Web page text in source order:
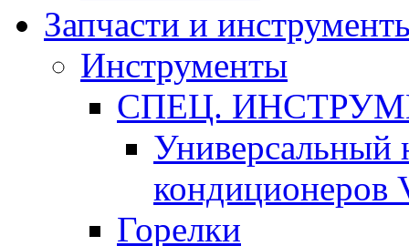
Запчасти и
Инструменты
СПЕЦ.
Универсальный
кондиционеров
Горелки